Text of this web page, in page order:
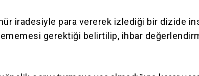
iradesiyle para vererek izlediği bir dizide
gerektiği belirtilip, ihbar